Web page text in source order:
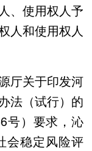
、使用权人予
人和使用权人
厅关于印发河
法（试行）的
号）要求，沁
会稳定风险评